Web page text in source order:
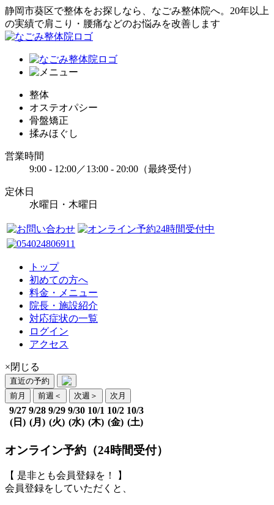
静岡市葵区で整体をお探しなら、なごみ整体院へ。20年以上
の実績で肩こり・腰痛などのお悩みを改善します
整体
オステオパシー
骨盤矯正
揉みほぐし
営業時間
9:00 - 12:00／13:00 - 20:00（最終受付）
定休日
水曜日・木曜日
トップ
初めての方へ
料金・メニュー
院長・施設紹介
対応症状の一覧
ログイン
アクセス
×閉じる
直近の予約
前月
前週 ＜ 次週 ＞ 次月
9/27
(日)
9/28
(月)
9/29
(火)
9/30
(水)
10/1
(木)
10/2
(金)
10/3
(土)
オンライン予約（24時間受付）
【 是非とも会員登録を！ 】
会員登録をしていただくと、